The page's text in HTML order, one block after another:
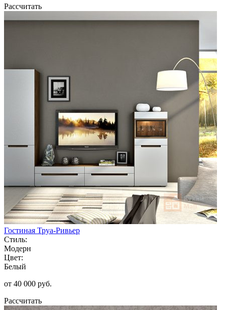
Рассчитать
Гостиная Труа-Ривьер
Стиль:
Модерн
Цвет:
Белый
от 40 000 руб.
Рассчитать